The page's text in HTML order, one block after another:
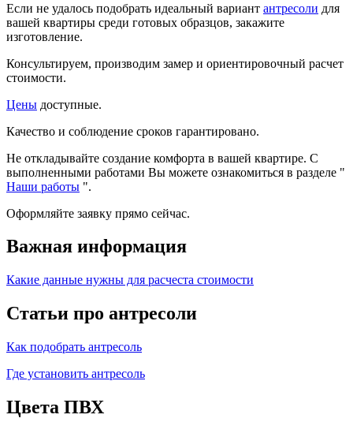
Если не удалось подобрать идеальный вариант антресоли для
вашей квартиры среди готовых образцов, закажите
изготовление.
Консультируем, производим замер и ориентировочный расчет
стоимости.
Цены доступные.
Качество и соблюдение сроков гарантировано.
Не откладывайте создание комфорта в вашей квартире. С
выполненными работами Вы можете ознакомиться в разделе "
Наши работы ".
Оформляйте заявку прямо сейчас.
Важная информация
Какие данные нужны для расчеста стоимости
Статьи про антресоли
Как подобрать антресоль
Где установить антресоль
Цвета ПВХ